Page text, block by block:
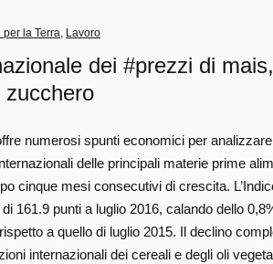
per la Terra Lavoro
dei #prezzi di
numerosi spunti economici per analizzare
delle principali materie prime
cinque mesi consecutivi di crescita.
161.9 punti a luglio 2016, calando dello
a quello di luglio 2015. Il declino
internazionali dei cereali e degli oli